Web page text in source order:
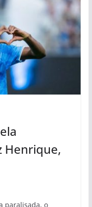
Henrique,
paralisada, o